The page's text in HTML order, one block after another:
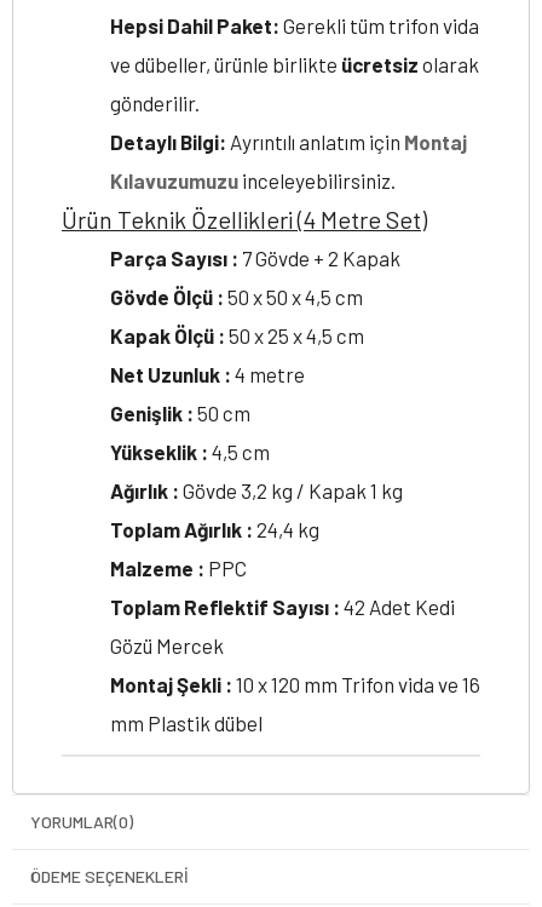
Hepsi Dahil Paket: Gerekli tüm trifon vida
ve dübeller, ürünle birlikte ücretsiz olarak
gönderilir.
Detaylı Bilgi: Ayrıntılı anlatım için Montaj
Kılavuzumuzu inceleyebilirsiniz.
Ürün Teknik Özellikleri (4 Metre Set)
Parça Sayısı : 7 Gövde + 2 Kapak
Gövde Ölçü : 50 x 50 x 4,5 cm
Kapak Ölçü : 50 x 25 x 4,5 cm
Net Uzunluk : 4 metre
Genişlik : 50 cm
Yükseklik : 4,5 cm
Ağırlık : Gövde 3,2 kg / Kapak 1 kg
Toplam Ağırlık : 24,4 kg
Malzeme : PPC
Toplam Reflektif Sayısı : 42 Adet Kedi
Gözü Mercek
Montaj Şekli : 10 x 120 mm Trifon vida ve 16
mm Plastik dübel
YORUMLAR(0)
ÖDEME SEÇENEKLERI